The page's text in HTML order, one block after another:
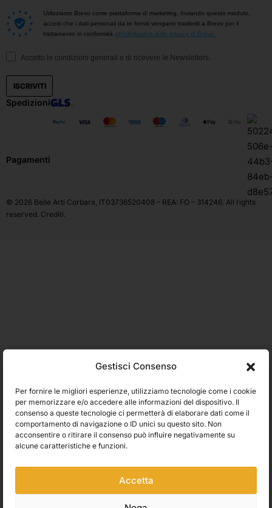
Gestisci Consenso
Per fornire le migliori esperienze, utilizziamo tecnologie come i cookie
per memorizzare e/o accedere alle informazioni del dispositivo. Il
consenso a queste tecnologie ci permetterà di elaborare dati come il
comportamento di navigazione o ID unici su questo sito. Non
acconsentire o ritirare il consenso può influire negativamente su
alcune caratteristiche e funzioni.
Accetta
Utilizziamo Brevo come piattaforma di marketing. Inviando questo modulo,
accetti che i dati personali da te forniti vengano trasferiti a Brevo per il
trattamento in conformità all'Informativa sulla privacy di Brevo.
Accetto le condizioni generali e di ricevere le Newsletters.
ISCRIVITI
Spedizioni
Pagamenti
© 2026 Belle Arti Corbara, IT03736520408 – REA: FO – 314246. All rights
reserved. Crediti